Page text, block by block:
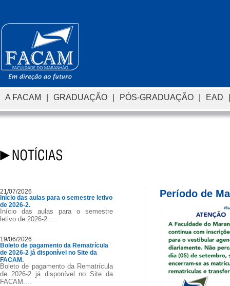
A FACAM | GRADUAÇÃO | PÓS-GRADUAÇÃO | EAD |
21/07/2026
Início das aulas para o semestre letivo
de 2026-2.
Início das aulas para o semestre
letivo de 2026-2....
19/06/2026
Boleto de pagamento da Rematrícula
de 2026-2 já disponível no Site da
FACAM.
Boleto de pagamento da Rematrícula
de 2026-2 já disponível no Site da
FACAM....
Período de